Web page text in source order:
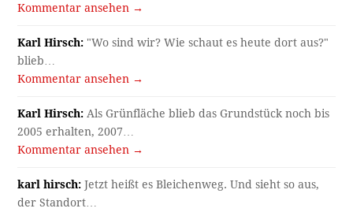
Kommentar ansehen →
Karl Hirsch: "Wo sind wir? Wie schaut es heute dort aus?"
blieb…
Kommentar ansehen →
Karl Hirsch: Als Grünfläche blieb das Grundstück noch bis
2005 erhalten, 2007…
Kommentar ansehen →
karl hirsch: Jetzt heißt es Bleichenweg. Und sieht so aus,
der Standort…